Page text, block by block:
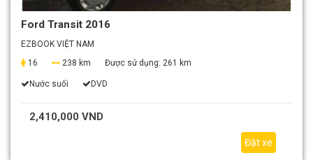
Ford Transit 2016
EZBOOK VIỆT NAM
16
238 km Được sử dụng: 261 km
Nước suối DVD
2,410,000 VND
Đặt xe